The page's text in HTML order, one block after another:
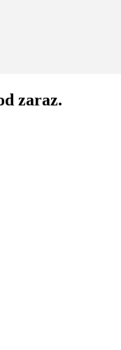
zaraz.